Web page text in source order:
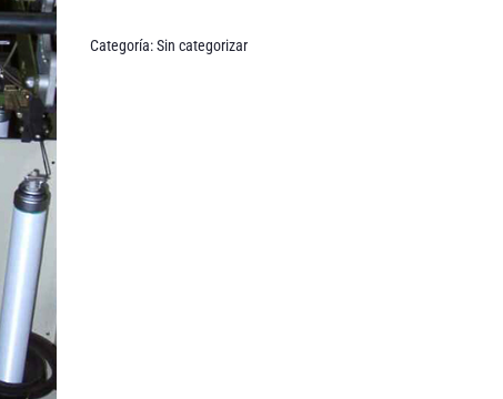
Categoría:Sin categorizar